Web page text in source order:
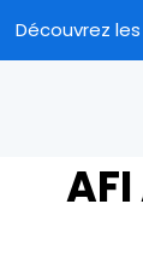
Découvrez